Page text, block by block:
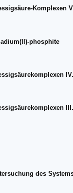
Komplexen
phosphite
des